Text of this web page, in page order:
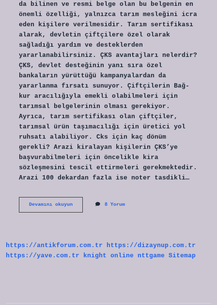
da bilinen ve resmi belge olan bu belgenin en
önemli özelliği, yalnızca tarım mesleğini icra
eden kişilere verilmesidir. Tarım sertifikası
alarak, devletin çiftçilere özel olarak
sağladığı yardım ve desteklerden
yararlanabilirsiniz. ÇKS avantajları nelerdir?
ÇKS, devlet desteğinin yanı sıra özel
bankaların yürüttüğü kampanyalardan da
yararlanma fırsatı sunuyor. Çiftçilerin Bağ-
kur aracılığıyla emekli olabilmeleri için
tarımsal belgelerinin olması gerekiyor.
Ayrıca, tarım sertifikası olan çiftçiler,
tarımsal ürün taşımacılığı için üretici yol
ruhsatı alabiliyor. Cks için kaç dönüm
gerekli? Arazi kiralayan kişilerin ÇKS’ye
başvurabilmeleri için öncelikle kira
sözleşmesini tescil ettirmeleri gerekmektedir.
Arazi 100 dekardan fazla ise noter tasdikli…
Devamını okuyunÇks
8 Yorum
https://antikforum.com.tr
https://dizaynup.com.tr
https://yave.com.tr
knight online nttgame Sitemap